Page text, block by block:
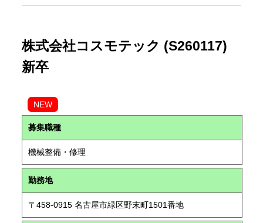
株式会社コスモテック (S260117)
新卒
NEW
募集職種
機械整備・修理
勤務地
〒458-0915 名古屋市緑区野末町1501番地